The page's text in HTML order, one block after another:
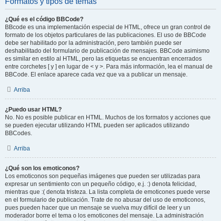
¿Qué es el código BBCode?
BBcode es una implementación especial de HTML, ofrece un gran control de
formato de los objetos particulares de las publicaciones. El uso de BBCode
debe ser habilitado por la administración, pero también puede ser
deshabilitado del formulario de publicación de mensajes. BBCode asimismo
es similar en estilo al HTML, pero las etiquetas se encuentran encerrados
entre corchetes [ y ] en lugar de < y >. Para más información, lea el manual de
BBCode. El enlace aparece cada vez que va a publicar un mensaje.
Arriba
¿Puedo usar HTML?
No. No es posible publicar en HTML. Muchos de los formatos y acciones que
se pueden ejecutar utilizando HTML pueden ser aplicados utilizando
BBCodes.
Arriba
¿Qué son los emoticonos?
Los emoticonos son pequeñas imágenes que pueden ser utilizadas para
expresar un sentimiento con un pequeño código, e.j. :) denota felicidad,
mientras que :( denota tristeza. La lista completa de emoticones puede verse
en el formulario de publicación. Trate de no abusar del uso de emoticonos,
pues pueden hacer que un mensaje se vuelva muy difícil de leer y un
moderador borre el tema o los emoticones del mensaje. La administración